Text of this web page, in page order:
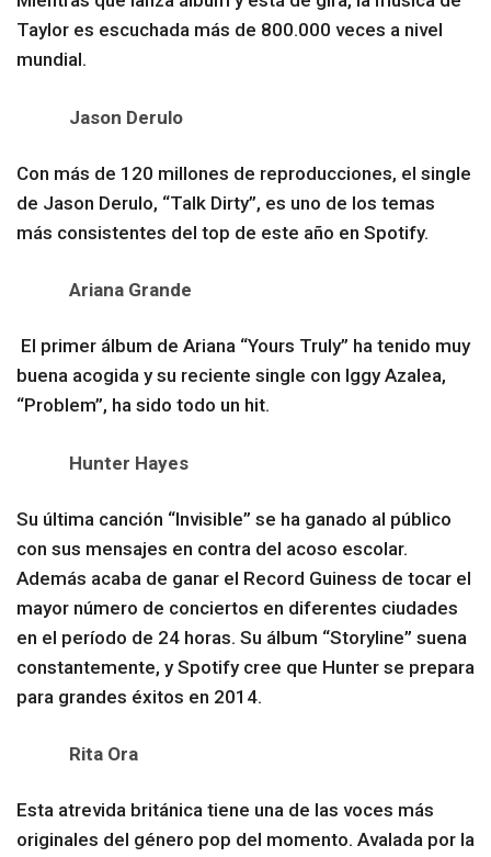
Taylor es escuchada más de 800.000 veces a nivel
mundial.
Jason Derulo
Con más de 120 millones de reproducciones, el single
de Jason Derulo, “Talk Dirty”, es uno de los temas
más consistentes del top de este año en Spotify.
Ariana Grande
El primer álbum de Ariana “Yours Truly” ha tenido muy
buena acogida y su reciente single con Iggy Azalea,
“Problem”, ha sido todo un hit.
Hunter Hayes
Su última canción “Invisible” se ha ganado al público
con sus mensajes en contra del acoso escolar.
Además acaba de ganar el Record Guiness de tocar el
mayor número de conciertos en diferentes ciudades
en el período de 24 horas. Su álbum “Storyline” suena
constantemente, y Spotify cree que Hunter se prepara
para grandes éxitos en 2014.
Rita Ora
Esta atrevida británica tiene una de las voces más
originales del género pop del momento. Avalada por la